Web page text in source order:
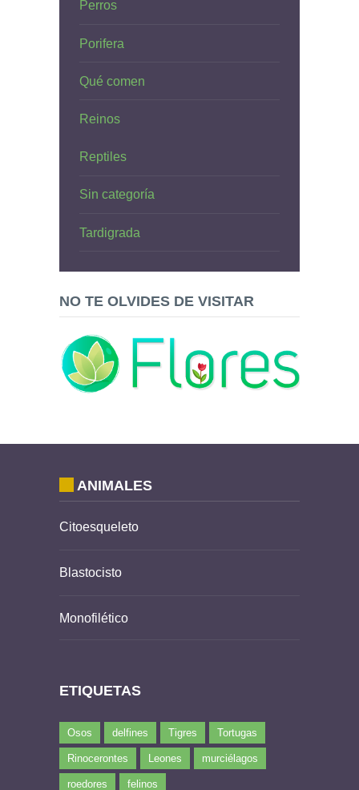
Perros
Porifera
Qué comen
Reinos
Reptiles
Sin categoría
Tardigrada
NO TE OLVIDES DE VISITAR
ANIMALES
Citoesqueleto
Blastocisto
Monofilético
ETIQUETAS
Osos delfines Tigres Tortugas
Rinocerontes Leones murciélagos
roedores felinos